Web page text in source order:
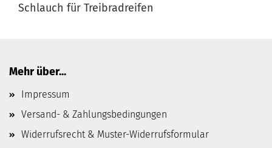
Schlauch für Treibradreifen
Mehr über...
Impressum
Versand- & Zahlungsbedingungen
Widerrufsrecht & Muster-Widerrufsformular